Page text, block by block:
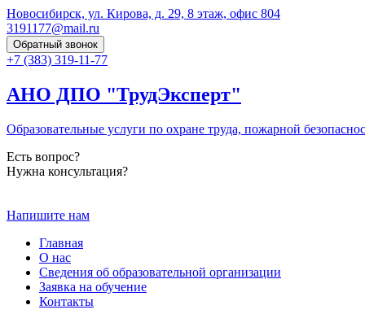
Новосибирск, ул. Кирова, д. 29, 8 этаж, офис 804
3191177@mail.ru
Обратный звонок
+7 (383) 319-11-77
АНО ДПО "ТрудЭксперт"
Образовательные услуги по охране труда, пожарной
Есть вопрос?
Нужна консультация?
Напишите нам
Главная
О нас
Сведения об образовательной организации
Заявка на обучение
Контакты